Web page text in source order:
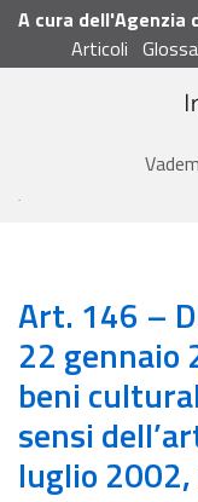
A cura dell'Agenzia
Articoli
Art. 146 –
22 gennaio
beni
sensi
luglio